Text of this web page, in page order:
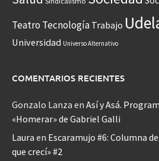
Teatro Tecnología Trabajo
Universidad Universo Alternativo
COMENTARIOS RECIENTES
Gonzalo Lanza en Así y Asá.
«Homerar» de Gabriel Galli
Laura en Escaramujo #6: Columna
que crecí» #2